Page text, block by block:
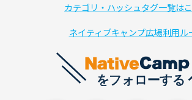
カテゴリ・ハッシュタグ一覧は
ネイティブキャンプ広場利用ル